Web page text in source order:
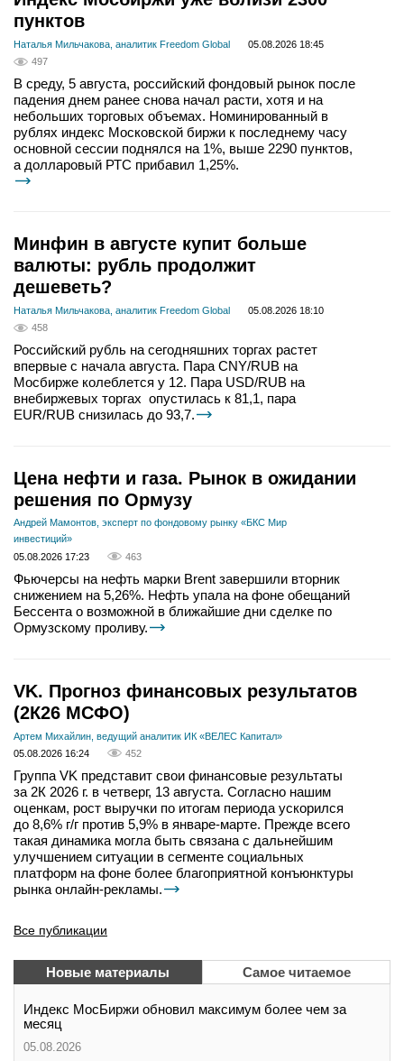
пунктов
Наталья Мильчакова, аналитик Freedom Global
05.08.2026 18:45
497
В среду, 5 августа, российский фондовый рынок после
падения днем ранее снова начал расти, хотя и на
небольших торговых объемах. Номинированный в
рублях индекс Московской биржи к последнему часу
основной сессии поднялся на 1%, выше 2290 пунктов,
а долларовый РТС прибавил 1,25%.
Минфин в августе купит больше
валюты: рубль продолжит
дешеветь?
Наталья Мильчакова, аналитик Freedom Global
05.08.2026 18:10
458
Российский рубль на сегодняшних торгах растет
впервые с начала августа. Пара CNY/RUB на
Мосбирже колеблется у 12. Пара USD/RUB на
внебиржевых торгах опустилась к 81,1, пара
EUR/RUB снизилась до 93,7.
Цена нефти и газа. Рынок в ожидании
решения по Ормузу
Андрей Мамонтов, эксперт по фондовому рынку «БКС Мир
инвестиций»
05.08.2026 17:23
463
Фьючерсы на нефть марки Brent завершили вторник
снижением на 5,26%. Нефть упала на фоне обещаний
Бессента о возможной в ближайшие дни сделке по
Ормузскому проливу.
VK. Прогноз финансовых результатов
(2К26 МСФО)
Артем Михайлин, ведущий аналитик ИК «ВЕЛЕС Капитал»
05.08.2026 16:24
452
Группа VK представит свои финансовые результаты
за 2К 2026 г. в четверг, 13 августа. Согласно нашим
оценкам, рост выручки по итогам периода ускорился
до 8,6% г/г против 5,9% в январе-марте. Прежде всего
такая динамика могла быть связана с дальнейшим
улучшением ситуации в сегменте социальных
платформ на фоне более благоприятной конъюнктуры
рынка онлайн-рекламы.
Все публикации
Новые материалы Самое читаемое
Индекс МосБиржи обновил максимум более чем за
месяц
05.08.2026